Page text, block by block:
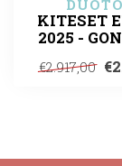
KITESET
2025 -
€2.917,00